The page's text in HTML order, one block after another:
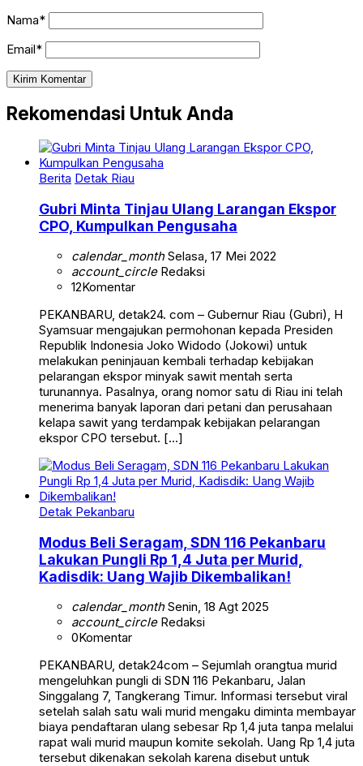
Nama*
Email*
Rekomendasi Untuk Anda
Berita Detak Riau
Gubri Minta Tinjau Ulang Larangan Ekspor
CPO, Kumpulkan Pengusaha
calendar_monthSelasa, 17 Mei 2022
account_circleRedaksi
12Komentar
PEKANBARU, detak24. com – Gubernur Riau (Gubri), H
Syamsuar mengajukan permohonan kepada Presiden
Republik Indonesia Joko Widodo (Jokowi) untuk
melakukan peninjauan kembali terhadap kebijakan
pelarangan ekspor minyak sawit mentah serta
turunannya. Pasalnya, orang nomor satu di Riau ini telah
menerima banyak laporan dari petani dan perusahaan
kelapa sawit yang terdampak kebijakan pelarangan
ekspor CPO tersebut. […]
Detak Pekanbaru
Modus Beli Seragam, SDN 116 Pekanbaru
Lakukan Pungli Rp 1,4 Juta per Murid,
Kadisdik: Uang Wajib Dikembalikan!
calendar_monthSenin, 18 Agt 2025
account_circleRedaksi
0Komentar
PEKANBARU, detak24com – Sejumlah orangtua murid
mengeluhkan pungli di SDN 116 Pekanbaru, Jalan
Singgalang 7, Tangkerang Timur. Informasi tersebut viral
setelah salah satu wali murid mengaku diminta membayar
biaya pendaftaran ulang sebesar Rp 1,4 juta tanpa melalui
rapat wali murid maupun komite sekolah. Uang Rp 1,4 juta
tersebut dikenakan sekolah karena disebut untuk